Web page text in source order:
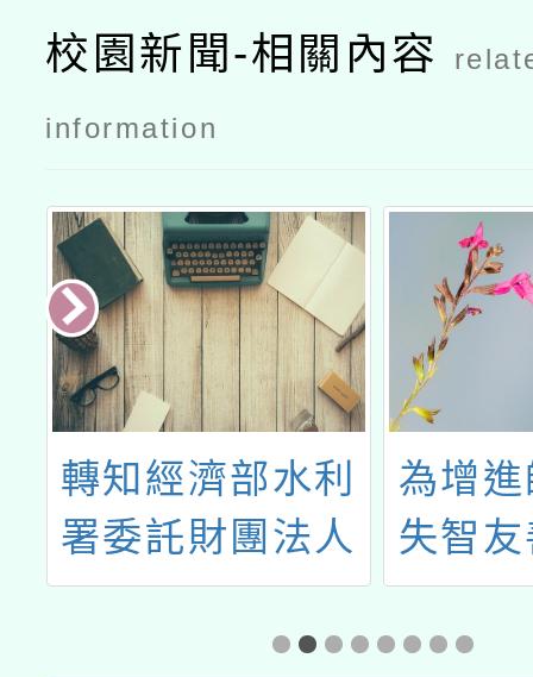
校園新聞-相關內容
information
轉知經濟部水利
署委託財團法人
工業技術研究院
辦理「112年經
為增
失智
相關
師學